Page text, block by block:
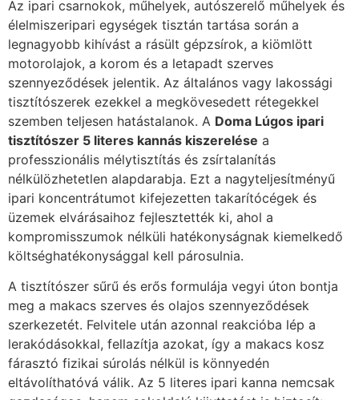
Az ipari csarnokok, műhelyek, autószerelő műhelyek és
élelmiszeripari egységek tisztán tartása során a
legnagyobb kihívást a rásült gépzsírok, a kiömlött
motorolajok, a korom és a letapadt szerves
szennyeződések jelentik. Az általános vagy lakossági
tisztítószerek ezekkel a megkövesedett rétegekkel
szemben teljesen hatástalanok. A Doma Lúgos ipari
tisztítószer 5 literes kannás kiszerelése a
professzionális mélytisztítás és zsírtalanítás
nélkülözhetetlen alapdarabja. Ezt a nagyteljesítményű
ipari koncentrátumot kifejezetten takarítócégek és
üzemek elvárásaihoz fejlesztették ki, ahol a
kompromisszumok nélküli hatékonyságnak kiemelkedő
költséghatékonysággal kell párosulnia.
A tisztítószer sűrű és erős formulája vegyi úton bontja
meg a makacs szerves és olajos szennyeződések
szerkezetét. Felvitele után azonnal reakcióba lép a
lerakódásokkal, fellazítja azokat, így a makacs kosz
fárasztó fizikai súrolás nélkül is könnyedén
eltávolíthatóvá válik. Az 5 literes ipari kanna nemcsak